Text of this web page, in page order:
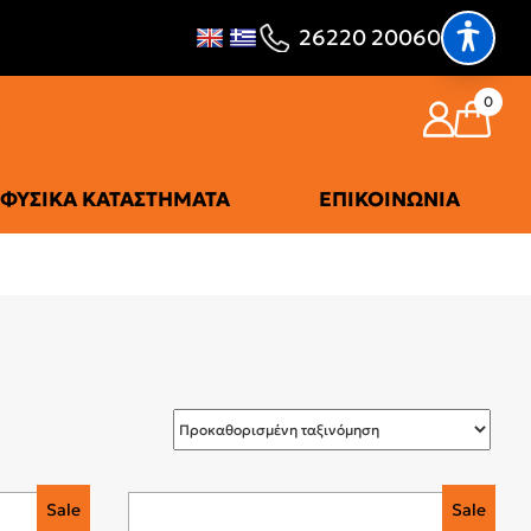
26220 20060
0
ΦΥΣΙΚΆ ΚΑΤΑΣΤΉΜΑΤΑ ΕΠΙΚΟΙΝΩΝΊΑ
Sale Sale